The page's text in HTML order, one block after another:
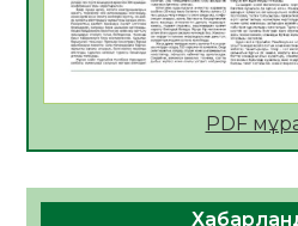
07.08.2026
ҚҰРЫЛТАЙ САЙЛАУЫ –
күні» іс-шарасы өтті
PDF